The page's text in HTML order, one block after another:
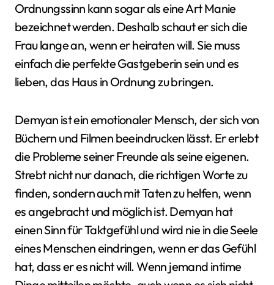
Ordnungssinn kann sogar als eine Art Manie
bezeichnet werden. Deshalb schaut er sich die
Frau lange an, wenn er heiraten will. Sie muss
einfach die perfekte Gastgeberin sein und es
lieben, das Haus in Ordnung zu bringen.
Demyan ist ein emotionaler Mensch, der sich von
Büchern und Filmen beeindrucken lässt. Er erlebt
die Probleme seiner Freunde als seine eigenen.
Strebt nicht nur danach, die richtigen Worte zu
finden, sondern auch mit Taten zu helfen, wenn
es angebracht und möglich ist. Demyan hat
einen Sinn für Taktgefühl und wird nie in die Seele
eines Menschen eindringen, wenn er das Gefühl
hat, dass er es nicht will. Wenn jemand intime